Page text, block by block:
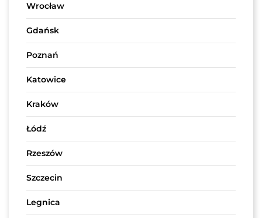
Wrocław
Gdańsk
Poznań
Katowice
Kraków
Łódź
Rzeszów
Szczecin
Legnica